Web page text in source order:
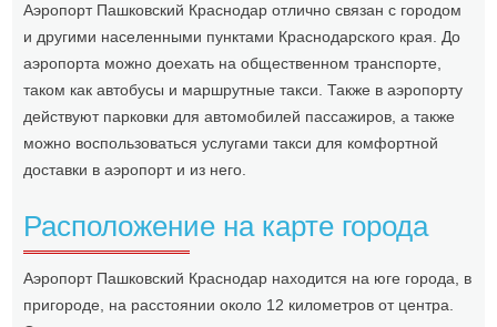
Аэропорт Пашковский Краснодар отлично связан с городом
и другими населенными пунктами Краснодарского края. До
аэропорта можно доехать на общественном транспорте,
таком как автобусы и маршрутные такси. Также в аэропорту
действуют парковки для автомобилей пассажиров, а также
можно воспользоваться услугами такси для комфортной
доставки в аэропорт и из него.
Расположение на карте города
Аэропорт Пашковский Краснодар находится на юге города, в
пригороде, на расстоянии около 12 километров от центра.